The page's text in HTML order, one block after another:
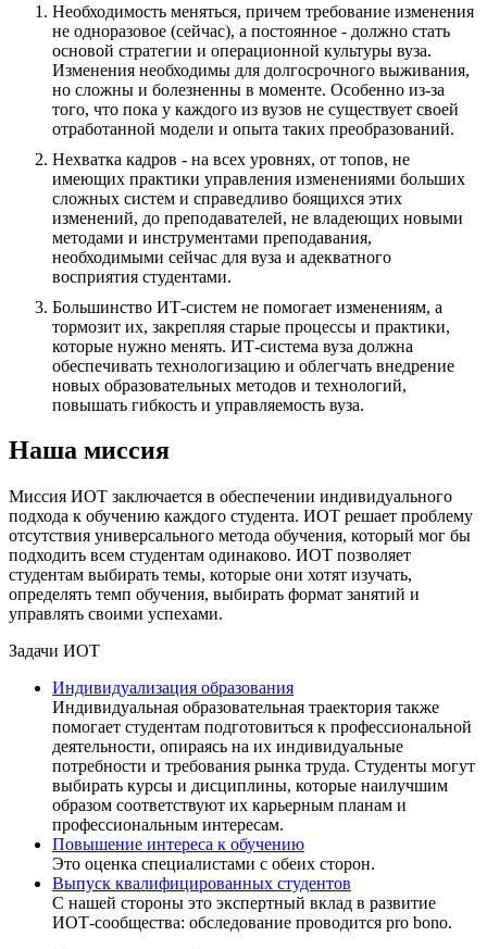
Необходимость меняться, причем требование изменения
не одноразовое (сейчас), а постоянное - должно стать
основой стратегии и операционной культуры вуза.
Изменения необходимы для долгосрочного выживания,
но сложны и болезненны в моменте. Особенно из-за
того, что пока у каждого из вузов не существует своей
отработанной модели и опыта таких преобразований.
Нехватка кадров - на всех уровнях, от топов, не
имеющих практики управления изменениями больших
сложных систем и справедливо боящихся этих
изменений, до преподавателей, не владеющих новыми
методами и инструментами преподавания,
необходимыми сейчас для вуза и адекватного
восприятия студентами.
Большинство ИТ-систем не помогает изменениям, а
тормозит их, закрепляя старые процессы и практики,
которые нужно менять. ИТ-система вуза должна
обеспечивать технологизацию и облегчать внедрение
новых образовательных методов и технологий,
повышать гибкость и управляемость вуза.
Наша миссия
Миссия ИОТ заключается в обеспечении индивидуального
подхода к обучению каждого студента. ИОТ решает проблему
отсутствия универсального метода обучения, который мог бы
подходить всем студентам одинаково. ИОТ позволяет
студентам выбирать темы, которые они хотят изучать,
определять темп обучения, выбирать формат занятий и
управлять своими успехами.
Задачи ИОТ
Индивидуализация образования
Индивидуальная образовательная траектория также
помогает студентам подготовиться к профессиональной
деятельности, опираясь на их индивидуальные
потребности и требования рынка труда. Студенты могут
выбирать курсы и дисциплины, которые наилучшим
образом соответствуют их карьерным планам и
профессиональным интересам.
Повышение интереса к обучению
Это оценка специалистами с обеих сторон.
Выпуск квалифицированных студентов
С нашей стороны это экспертный вклад в развитие
ИОТ-сообщества: обследование проводится pro bono.